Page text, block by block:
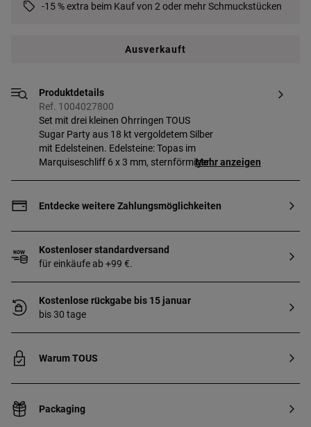
-15 % extra beim Kauf von 2 oder mehr Schmuckstücken
Ausverkauft
Produktdetails
Ref. 1004027800
Set mit drei kleinen Ohrringen TOUS
Sugar Party aus 18 kt vergoldetem Silber
mit Edelsteinen. Edelsteine: Topas im
Marquiseschliff 6 x 3 mm, sternförmiger
Druckverschluss. Gefertigt aus
Goldüberzug von 18 bis 23 kt. Diese
Qualität gewährleistet eine längere
Haltbarkeit des Schmuckstücks.
Mehr anzeigen
Entdecke weitere Zahlungsmöglichkeiten
Kostenloser standardversand
für einkäufe ab +99 €.
Kostenlose rückgabe bis 15 januar
bis 30 tage
Warum TOUS
Packaging